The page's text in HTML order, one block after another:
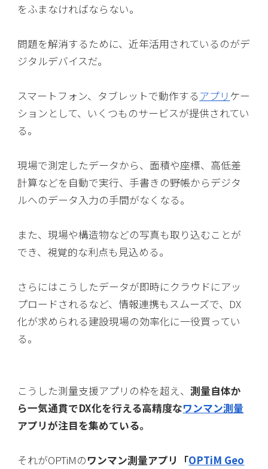
をふまなければならない。
問題を解消するために、近年活用されているのがデ
ジタルデバイスだ。
スマートフォン、タブレットで動作する アプリ ケー
ションとして、いくつものサービスが提供されてい
る。
現場で測定したデータから、面積や座標、高低差
計算などを自動で実行、手書きの野帳からデジタ
ルへのデータ入力の手間がなくなる。
また、現場や構造物などの写真も取り込むことが
でき、視覚的な利点も見込める。
さらにはこうしたデータが即時にクラウドにアッ
プロードされるなど、情報連携もスムーズで、DX
化が求められる建設現場の効率化に一役買ってい
る。
こうした測量支援アプリの枠を超え、測量自体か
ら一気通貫でDX化を行える高精度なワンマン測量
アプリが注目を集めている。
それがOPTiMのワンマン測量アプリ「OPTiM Geo